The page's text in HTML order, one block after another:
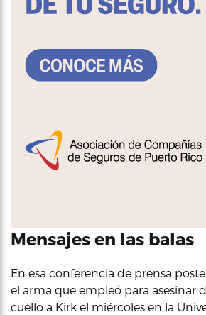
Mensajes en las balas
En esa conferencia de prensa
el arma que empleó para asesinar
cuello a Kirk el miércoles en la